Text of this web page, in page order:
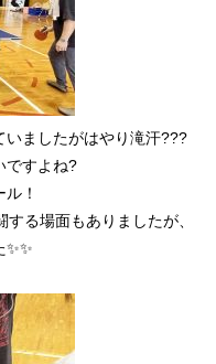
いましたがはやり滝汗???
ですよね?
！
る場面もありましたが、